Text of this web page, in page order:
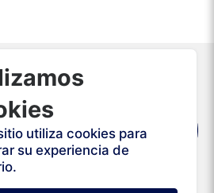
Tenerife
alquiler
utiliza cookies para
su experiencia de